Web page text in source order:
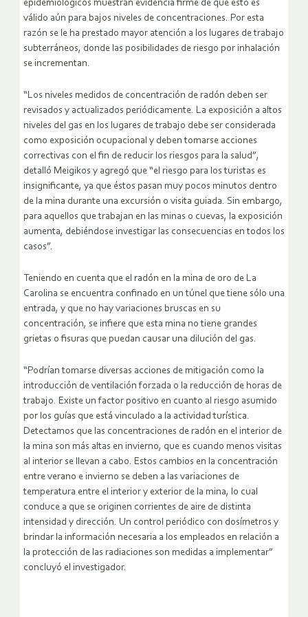
epidemiológicos muestran evidencia firme de que esto es
válido aún para bajos niveles de concentraciones. Por esta
razón se le ha prestado mayor atención a los lugares de trabajo
subterráneos, donde las posibilidades de riesgo por inhalación
se incrementan.
“Los niveles medidos de concentración de radón deben ser
revisados y actualizados periódicamente. La exposición a altos
niveles del gas en los lugares de trabajo debe ser considerada
como exposición ocupacional y deben tomarse acciones
correctivas con el fin de reducir los riesgos para la salud”,
detalló Meigikos y agregó que “el riesgo para los turistas es
insignificante, ya que éstos pasan muy pocos minutos dentro
de la mina durante una excursión o visita guiada. Sin embargo,
para aquellos que trabajan en las minas o cuevas, la exposición
aumenta, debiéndose investigar las consecuencias en todos los
casos”.
Teniendo en cuenta que el radón en la mina de oro de La
Carolina se encuentra confinado en un túnel que tiene sólo una
entrada, y que no hay variaciones bruscas en su
concentración, se infiere que esta mina no tiene grandes
grietas o fisuras que puedan causar una dilución del gas.
“Podrían tomarse diversas acciones de mitigación como la
introducción de ventilación forzada o la reducción de horas de
trabajo. Existe un factor positivo en cuanto al riesgo asumido
por los guías que está vinculado a la actividad turística.
Detectamos que las concentraciones de radón en el interior de
la mina son más altas en invierno, que es cuando menos visitas
al interior se llevan a cabo. Estos cambios en la concentración
entre verano e invierno se deben a las variaciones de
temperatura entre el interior y exterior de la mina, lo cual
conduce a que se originen corrientes de aire de distinta
intensidad y dirección. Un control periódico con dosímetros y
brindar la información necesaria a los empleados en relación a
la protección de las radiaciones son medidas a implementar”
concluyó el investigador.